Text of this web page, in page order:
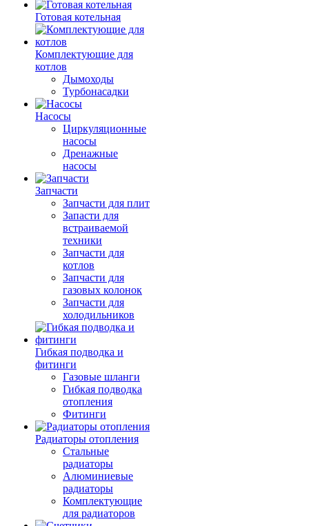
Готовая котельная
Комплектующие для
котлов
Дымоходы
Турбонасадки
Насосы
Циркуляционные
насосы
Дренажные
насосы
Запчасти
Запчасти для плит
Запасти для
встраиваемой
техники
Запчасти для
котлов
Запчасти для
газовых колонок
Запчасти для
холодильников
Гибкая подводка и
фитинги
Газовые шланги
Гибкая подводка
отопления
Фитинги
Радиаторы отопления
Стальные
радиаторы
Алюминиевые
радиаторы
Комплектующие
для радиаторов